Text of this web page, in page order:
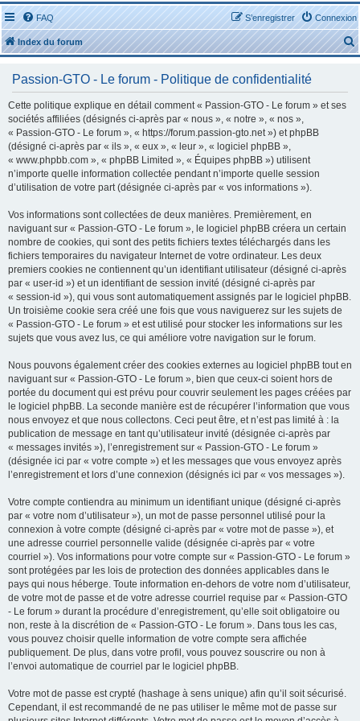
FAQ Connexion
S’enregistrer
Index du forum
e
Passion-GTO - Le forum - Politique de confidentialité
Cette politique explique en détail comment « Passion-GTO - Le forum » et ses
sociétés affiliées (désignés ci-après par « nous », « notre », « nos »,
« Passion-GTO - Le forum », « https://forum.passion-gto.net ») et phpBB
(désigné ci-après par « ils », « eux », « leur », « logiciel phpBB »,
« www.phpbb.com », « phpBB Limited », « Équipes phpBB ») utilisent
n’importe quelle information collectée pendant n’importe quelle session
d’utilisation de votre part (désignée ci-après par « vos informations »).
Vos informations sont collectées de deux manières. Premièrement, en
naviguant sur « Passion-GTO - Le forum », le logiciel phpBB créera un certain
nombre de cookies, qui sont des petits fichiers textes téléchargés dans les
fichiers temporaires du navigateur Internet de votre ordinateur. Les deux
premiers cookies ne contiennent qu’un identifiant utilisateur (désigné ci-après
par « user-id ») et un identifiant de session invité (désigné ci-après par
« session-id »), qui vous sont automatiquement assignés par le logiciel phpBB.
Un troisième cookie sera créé une fois que vous naviguerez sur les sujets de
« Passion-GTO - Le forum » et est utilisé pour stocker les informations sur les
sujets que vous avez lus, ce qui améliore votre navigation sur le forum.
Nous pouvons également créer des cookies externes au logiciel phpBB tout en
naviguant sur « Passion-GTO - Le forum », bien que ceux-ci soient hors de
portée du document qui est prévu pour couvrir seulement les pages créées par
le logiciel phpBB. La seconde manière est de récupérer l’information que vous
nous envoyez et que nous collectons. Ceci peut être, et n’est pas limité à : la
publication de message en tant qu’utilisateur invité (désignée ci-après par
« messages invités »), l’enregistrement sur « Passion-GTO - Le forum »
(désignée ici par « votre compte ») et les messages que vous envoyez après
l’enregistrement et lors d’une connexion (désignés ici par « vos messages »).
Votre compte contiendra au minimum un identifiant unique (désigné ci-après
par « votre nom d’utilisateur »), un mot de passe personnel utilisé pour la
connexion à votre compte (désigné ci-après par « votre mot de passe »), et
une adresse courriel personnelle valide (désignée ci-après par « votre
courriel »). Vos informations pour votre compte sur « Passion-GTO - Le forum »
sont protégées par les lois de protection des données applicables dans le
pays qui nous héberge. Toute information en-dehors de votre nom d’utilisateur,
de votre mot de passe et de votre adresse courriel requise par « Passion-GTO
- Le forum » durant la procédure d’enregistrement, qu’elle soit obligatoire ou
non, reste à la discrétion de « Passion-GTO - Le forum ». Dans tous les cas,
vous pouvez choisir quelle information de votre compte sera affichée
publiquement. De plus, dans votre profil, vous pouvez souscrire ou non à
l’envoi automatique de courriel par le logiciel phpBB.
Votre mot de passe est crypté (hashage à sens unique) afin qu’il soit sécurisé.
Cependant, il est recommandé de ne pas utiliser le même mot de passe sur